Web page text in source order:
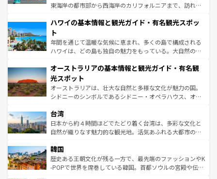
者向けの交通パス提供のサービスもあり、うまく活用すれ
着のスイス情報はコンテンツ一覧を参照してほしい。
東海岸の都市部から西海岸のカリフォルニアまで、訪れる
のような巨大都市は、観光、ショッピング、エンターテイ
ンメントが詰まった刺激的なスポットだ。一方、アメリカ
西部には大自然が広がり、グランドキャニオンやイエロー
ストーン国立公園といった絶景が堪能できる。さらに、南
文化が魅力。旅行者はアメリカの各地域で異なる魅力を楽
しみながら、その多様性と豊かな歴史を感じることができ
るだろう。車でのロードトリップや列車の旅も、アメリカ
ならではの贅沢な旅のスタイルだ。 なお、新着のアメリカ
情報は コンテンツ一覧 を参照してほしい。
ハワイの基本情報と観光ガイド・有名観光スポッ
ト
年間を通じて温暖な気候に恵まれ、多くの島で構成される
ハワイは、どの島も独自の魅力をもっている。大自然の神
ワイ島は見逃せない。また、定番の観光地といえばオアフ
島だが、静かな自然を求めるならマウイ島やカウアイ島が
おすすめ。エメラルドグリーンに輝く海をはじめ、豊かな
文化や歴史が息づいている。「アロハスピリット」と呼ば
人々、おいしいローカルフードやハワイアンミュージッ
ク、伝統的なフラダンスなど、すべてがハワイの魅力を彩
っている。訪れるたびに新しい発見と感動が待っているハ
はコンテンツ一覧
オーストラリアの基本情報と観光ガイド・有名観
光スポット
オーストラリアは、壮大な自然と多様な文化が魅力の国。
シドニーのシンボルであるシドニー・オペラハウス、オー
リアリーフや大陸中央部にそびえるウルル（エアーズロッ
ク）、タスマニアの美しい原生林やケアンズの熱帯雨林な
ど、見どころがたくさん。また、カフェやワイン、オージ
いる。アクティビティも充実しており、サーフィンやダイ
ビング、ハイキングなど、アウトドア好きにはたまらな
い。オーストラリアの多彩な魅力を存分に味わいつくそ
台湾
日本から約４時間ほどでたどり着く台湾は、多彩な文化と
自然が織りなす魅力的な観光地。活気あふれる大都市の台
ン）、静ひつな山岳地帯である台湾東部など、都市の喧騒
と山間の静けさが共存しており、訪れる人に新しい発見と
驚きをもたらしてくれる。また、奥深い台湾の食文化も魅
韓国
歴史ある王朝文化が残る一方で、最先端のファッションやK
-POPで世界を席巻している韓国。首都ソウルの宮殿や伝統